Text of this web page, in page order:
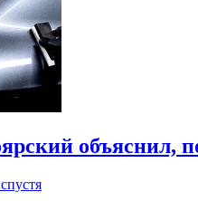
объяснил,